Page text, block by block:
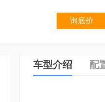
询底价
车型介绍 配